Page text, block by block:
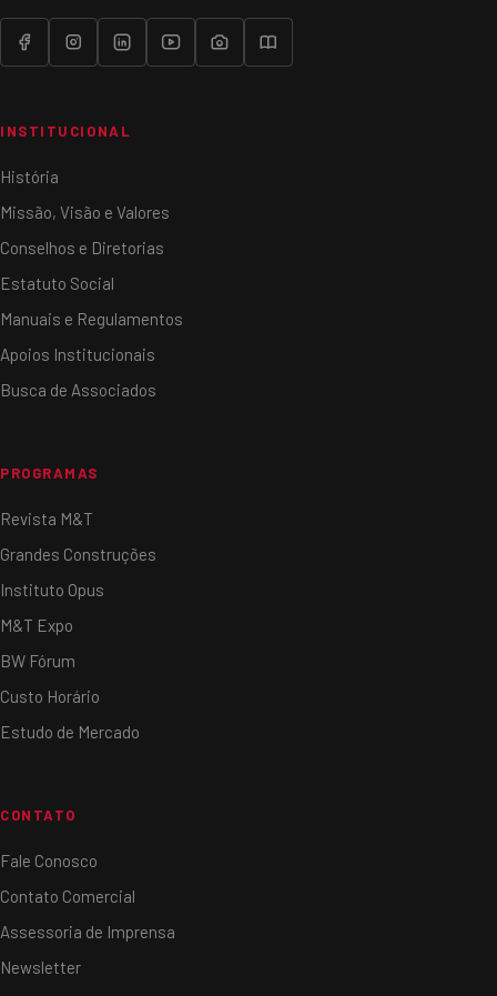
INSTITUCIONAL
História
Missão, Visão e Valores
Conselhos e Diretorias
Estatuto Social
Manuais e Regulamentos
Apoios Institucionais
Busca de Associados
PROGRAMAS
Revista M&T
Grandes Construções
Instituto Opus
M&T Expo
BW Fórum
Custo Horário
Estudo de Mercado
CONTATO
Fale Conosco
Contato Comercial
Assessoria de Imprensa
Newsletter